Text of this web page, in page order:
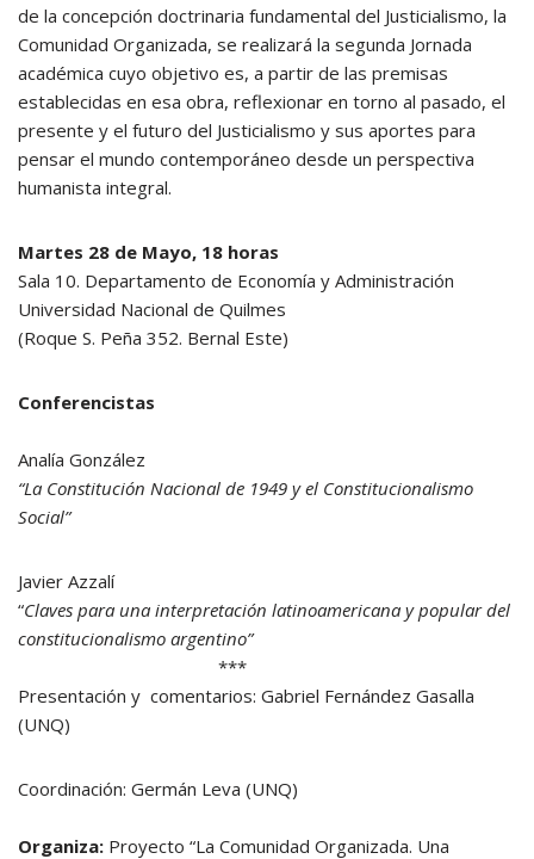
de la concepción doctrinaria fundamental del Justicialismo, la
Comunidad Organizada, se realizará la segunda Jornada
académica cuyo objetivo es, a partir de las premisas
establecidas en esa obra, reflexionar en torno al pasado, el
presente y el futuro del Justicialismo y sus aportes para
pensar el mundo contemporáneo desde un perspectiva
humanista integral.
Martes 28 de Mayo, 18 horas
Sala 10. Departamento de Economía y Administración
Universidad Nacional de Quilmes
(Roque S. Peña 352. Bernal Este)
Conferencistas
Analía González
“La Constitución Nacional de 1949 y el Constitucionalismo
Social”
Javier Azzalí
“Claves para una interpretación latinoamericana y popular del
constitucionalismo argentino”
***
Presentación y comentarios: Gabriel Fernández Gasalla
(UNQ)
Coordinación: Germán Leva (UNQ)
Organiza: Proyecto “La Comunidad Organizada. Una